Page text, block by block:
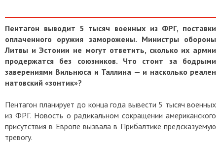
Пентагон выводит 5 тысяч военных из ФРГ, поставки
оплаченного оружия заморожены. Министры обороны
Литвы и Эстонии не могут ответить, сколько их армии
продержатся без союзников. Что стоит за бодрыми
заверениями Вильнюса и Таллина — и насколько реален
натовский «зонтик»?
Пентагон планирует до конца года вывести 5 тысяч военных
из ФРГ. Новость о радикальном сокращении американского
присутствия в Европе вызвала в Прибалтике предсказуемую
тревогу.